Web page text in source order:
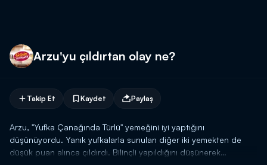
Arzu'yu çıldırtan olay ne?
Takip Et Kaydet Paylaş
Arzu, "Yufka Çanağında Türlü" yemeğini iyi yaptığını
düşünüyordu. Yanık yufkalarla sunulan diğer iki yemekten de
düşük puan alınca çıldırdı. Bilinçli yapıldığını düşünerek